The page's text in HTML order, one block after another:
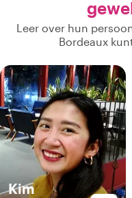
Leer over hun
Bordeaux
Kim